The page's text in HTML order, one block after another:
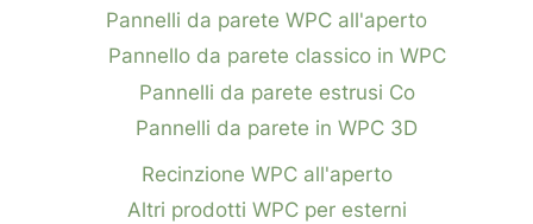
Pannelli da parete WPC all'aperto
Pannello da parete classico in WPC
Pannelli da parete estrusi Co
Pannelli da parete in WPC 3D
Recinzione WPC all'aperto
Altri prodotti WPC per esterni